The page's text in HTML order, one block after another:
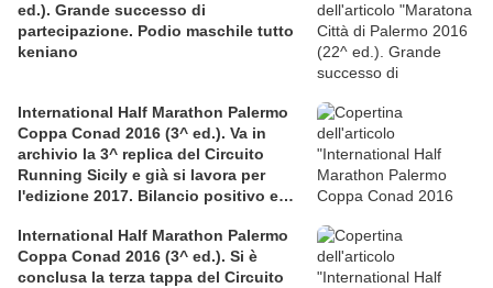
ed.). Grande successo di
partecipazione. Podio maschile tutto
keniano
International Half Marathon Palermo
Coppa Conad 2016 (3^ ed.). Va in
archivio la 3^ replica del Circuito
Running Sicily e già si lavora per
l'edizione 2017. Bilancio positivo e
maschile a squadre
International Half Marathon Palermo
Coppa Conad 2016 (3^ ed.). Si è
conclusa la terza tappa del Circuito